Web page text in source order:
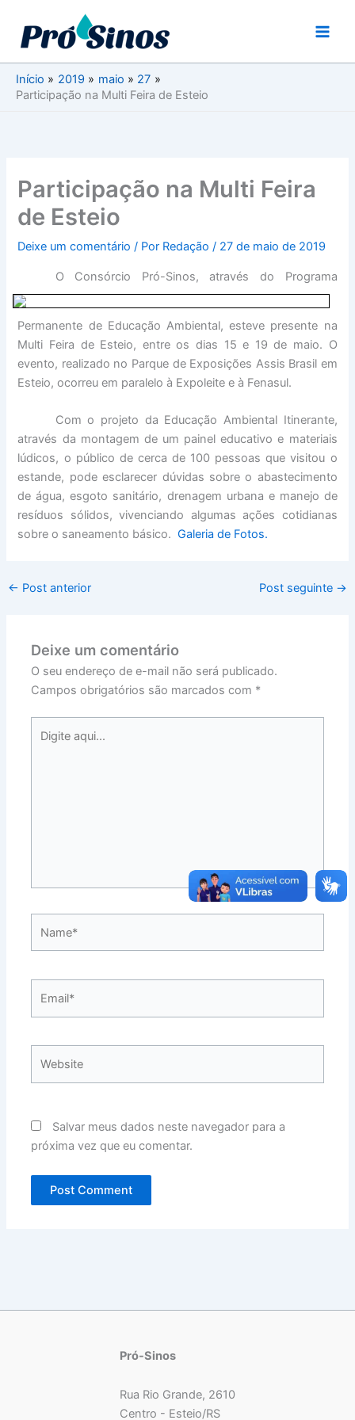
conteúdo
Início
2019 maio
27
Participação na Multi Feira de Esteio
Participação na Multi Feira
de Esteio
Deixe um comentário / Por Redação/ 27 de maio de 2019
O Consórcio Pró-Sinos, através do Programa
Permanente de Educação Ambiental, esteve presente na
Multi Feira de Esteio, entre os dias 15 e 19 de maio. O
evento, realizado no Parque de Exposições Assis Brasil em
Esteio, ocorreu em paralelo à Expoleite e à Fenasul.
Com o projeto da Educação Ambiental Itinerante,
através da montagem de um painel educativo e materiais
lúdicos, o público de cerca de 100 pessoas que visitou o
estande, pode esclarecer dúvidas sobre o abastecimento
de água, esgoto sanitário, drenagem urbana e manejo de
resíduos sólidos, vivenciando algumas ações cotidianas
sobre o saneamento básico.Galeria de Fotos.
← Post anterior Post seguinte →
Deixe um comentário
O seu endereço de e-mail não será publicado.
Campos obrigatórios são marcados com *
aqui...
Salvar meus dados neste navegador para a
próxima vez que eu comentar.
Pró-Sinos
Rua Rio Grande, 2610
Centro - Esteio/RS